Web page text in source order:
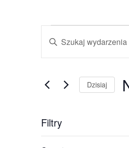
słowo
Szukaj
kluczowego
Wydarzenia.
Dzisiaj
Filtry